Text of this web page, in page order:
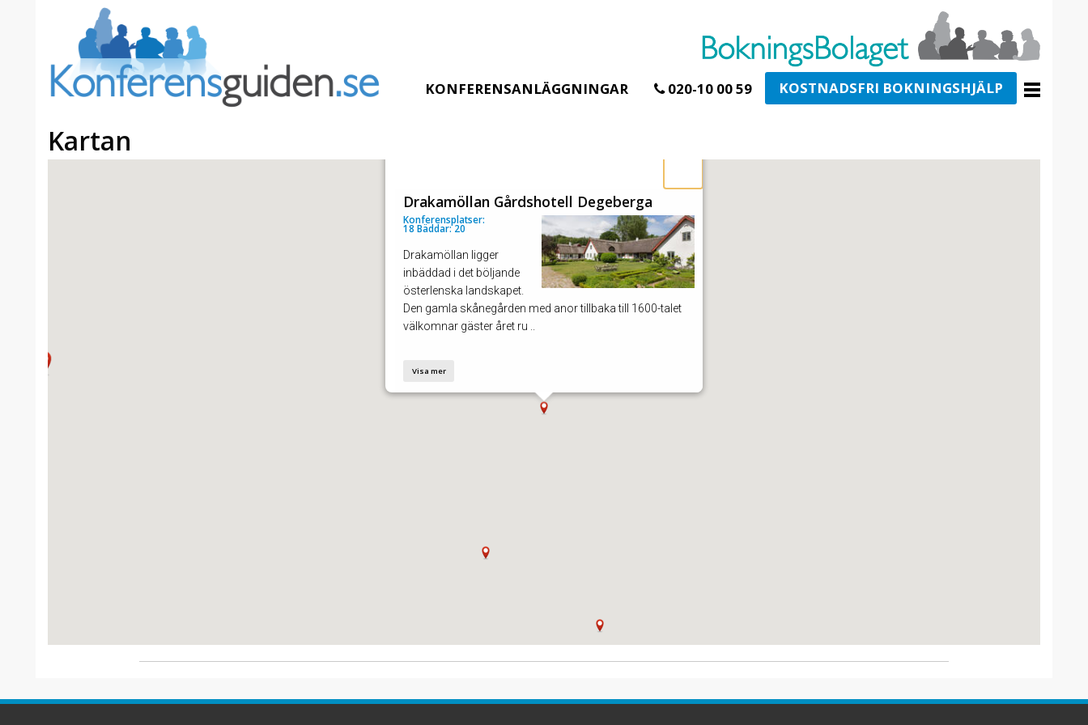
KONFERENSANLÄGGNINGAR 020-10 00 59 KOSTNADSFRI BOKNINGSHJÄLP
Kartan
Drakamöllan Gårdshotell Degeberga
Konferensplatser:
18 Bäddar: 20
Drakamöllan ligger
inbäddad i det böljande
österlenska landskapet.
Den gamla skånegården med anor tillbaka till 1600-talet
välkomnar gäster året ru ..
Visa mer